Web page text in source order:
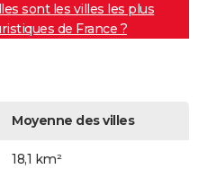
sont les villes les plus
de France ?
Moyenne des villes
18,1 km²